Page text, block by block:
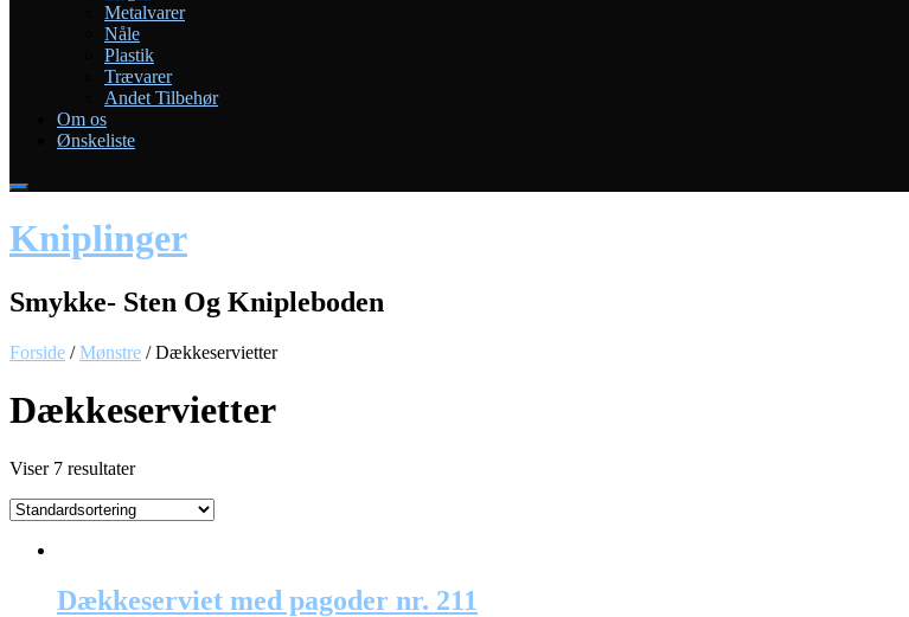
Metalvarer
Nåle
Plastik
Trævarer
Andet Tilbehør
Om os
Ønskeliste
Kniplinger
Smykke- Sten Og Knipleboden
Forside /Mønstre / Dækkeservietter
Dækkeservietter
Viser 7 resultater
Dækkeserviet med pagoder nr. 211